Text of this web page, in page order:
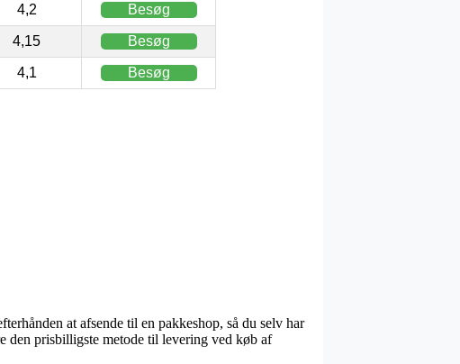
4,2 Besøg
4,15 Besøg
4,1 Besøg
at afsende til en pakkeshop, så du selv har
den prisbilligste metode til levering ved køb af